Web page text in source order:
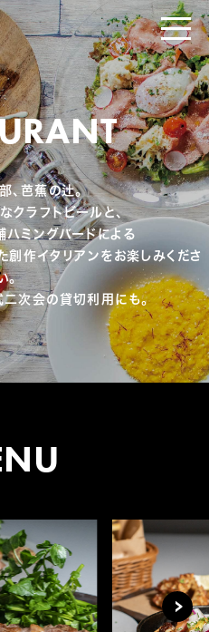
、芭蕉の辻。
クラフトビールと、
ミングバードによる
作イタリアンをお楽しみくださ
。
二次会の貸切利用にも。